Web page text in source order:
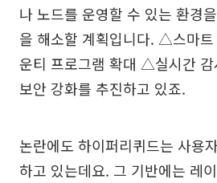
나 노드를 운영할 수 있는 환경
을 해소할 계획입니다. △스마
운티 프로그램 확대 △실시간 감
보안 강화를 추진하고 있죠.
논란에도 하이퍼리퀴드는 사용
하고 있는데요. 그 기반에는 레